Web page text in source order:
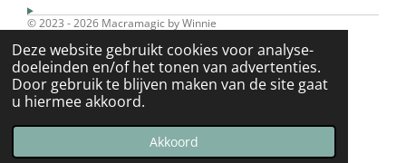
Deze website gebruikt cookies voor analyse-
doeleinden en/of het tonen van advertenties.
Door gebruik te blijven maken van de site gaat
u hiermee akkoord.
Akkoord
© 2023 - 2026 Macramagic by Winnie